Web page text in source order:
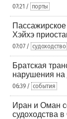
07:21 / порты
Хэйхэ
07:07 / судоходство
Братская
нарушения на
06:39 / события
Иран и Оман
судоходства